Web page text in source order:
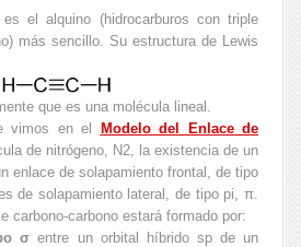
el alquino (hidrocarburos con triple
más sencillo. Su estructura de Lewis
que es una molécula lineal.
vimos en el
Modelo del Enlace de
de nitrógeno, N2, la existencia de un
enlace de solapamiento frontal, de tipo
de solapamiento lateral, de tipo pi, π.
carbono-carbono estará formado por:
σ entre un orbital híbrido sp de un